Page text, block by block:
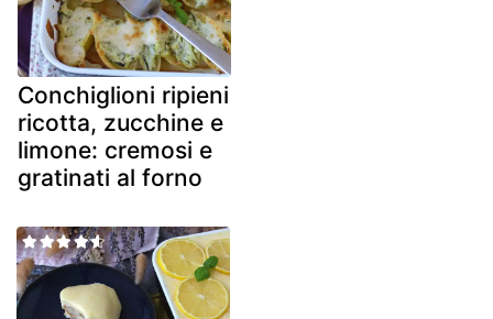
Conchiglioni ripieni
ricotta, zucchine e
limone: cremosi e
gratinati al forno